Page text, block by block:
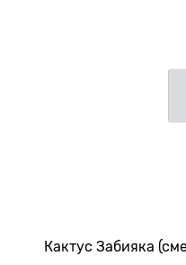
Кактус Забияка